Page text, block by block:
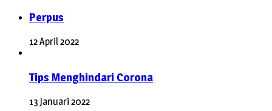
Perpus
12 April 2022
Tips Menghindari Corona
13 Januari 2022